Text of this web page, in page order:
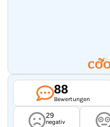
88
Bewertungen
29
negativ